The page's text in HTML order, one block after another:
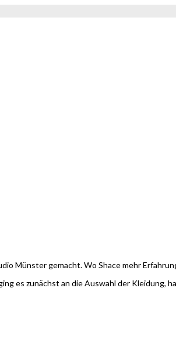
Münster gemacht. Wo Shace mehr
es zunächst an die Auswahl der